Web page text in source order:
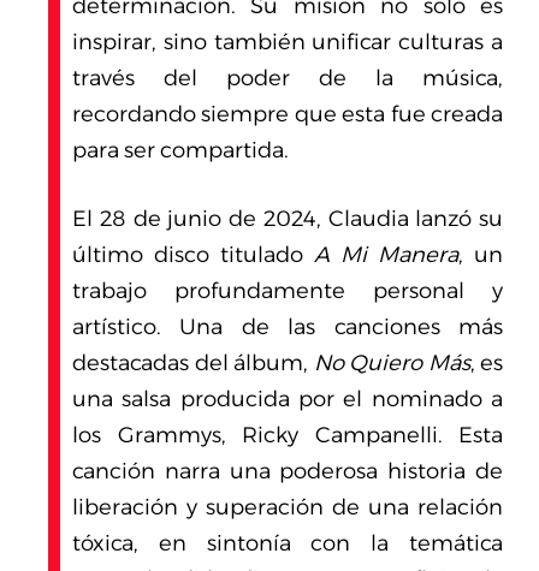
determinación. Su misión no solo es
inspirar, sino también unificar culturas a
través del poder de la música,
recordando siempre que esta fue creada
para ser compartida.
El 28 de junio de 2024, Claudia lanzó su
último disco titulado A Mi Manera, un
trabajo profundamente personal y
artístico. Una de las canciones más
destacadas del álbum, No Quiero Más, es
una salsa producida por el nominado a
los Grammys, Ricky Campanelli. Esta
canción narra una poderosa historia de
liberación y superación de una relación
tóxica, en sintonía con la temática